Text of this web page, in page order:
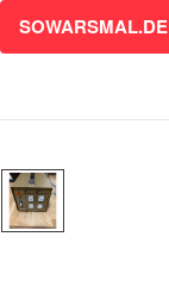
SOWARSMAL.DE